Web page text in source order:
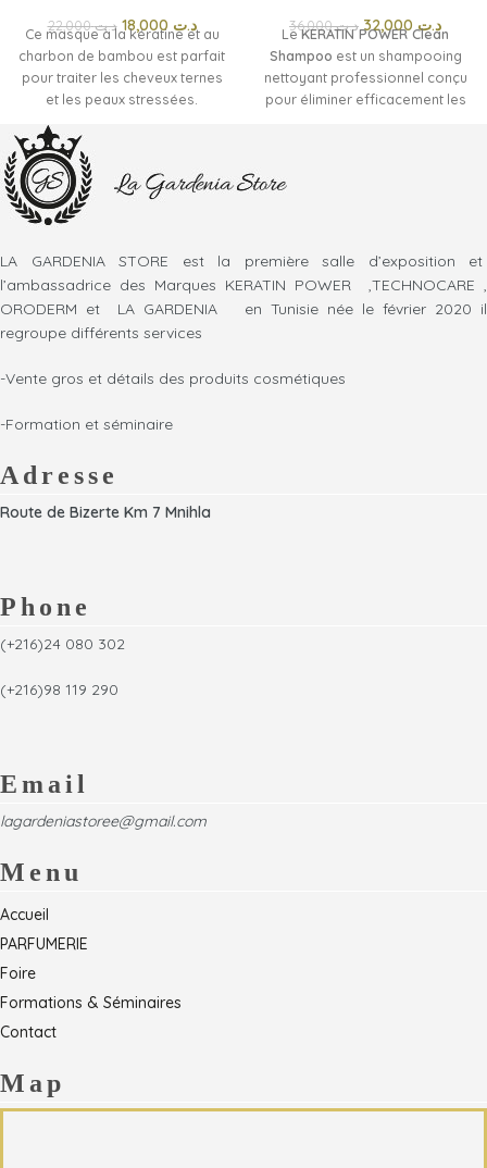
د.ت22,000 د.ت
Ce masque à la kératine et au
charbon de bambou est parfait
pour traiter les cheveux ternes
et les peaux stressées.
sa recette active est riche en
charbon végétal.
réputé pour ses propriétés
purifiantes et rééquilibrantes
reconnues pour la peau et les
cheveux avec une action
excessive de sébum.
associée à l'action
restructurante et
il donne un véritable rituel
ce masque est idéal pour lutter
د.ت36,000 د.ت32,000
LeKERATIN POWER Clean
Shampoo est un shampooing
nettoyant professionnel conçu
pour éliminer efficacement les
la fibre capillaire avant un
les cuticules pour favoriser une
meilleure pénétration des
actifs. Sa formule nettoie en
profondeur tout en laissant les
tous les types de cheveux, il est
LA GARDENIA STORE est la première salle d’exposition et
l’ambassadrice des Marques KERATIN POWER ,TECHNOCARE ,
ORODERM et LA GARDENIA en Tunisie née le février 2020 il
regroupe différents services
-Vente gros et détails des produits cosmétiques
-Formation et séminaire
Adresse
Route de Bizerte Km 7 Mnihla
Phone
(+216)24 080 302
(+216)98 119 290
Email
lagardeniastoree@gmail.com
Menu
Accueil
PARFUMERIE
Foire
Formations & Séminaires
Contact
Map